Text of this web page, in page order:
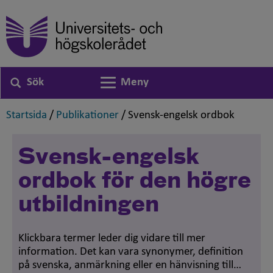
Sök
Växla navigering
Meny
Startsida ,
/ Publikationer ,
/ Svensk-engelsk ordbok
Svensk-engelsk
ordbok för den högre
utbildningen
Klickbara termer leder dig vidare till mer
information. Det kan vara synonymer, definition
på svenska, anmärkning eller en hänvisning till